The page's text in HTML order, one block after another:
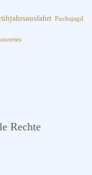
Fuchsjagd
Rechte